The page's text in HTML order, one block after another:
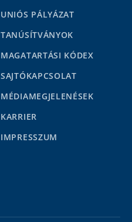
UNIÓS PÁLYÁZAT
TANÚSÍTVÁNYOK
MAGATARTÁSI KÓDEX
SAJTÓKAPCSOLAT
MÉDIAMEGJELENÉSEK
KARRIER
IMPRESSZUM